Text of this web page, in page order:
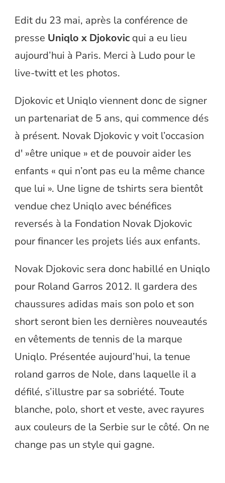
Edit du 23 mai, après la conférence de
presse Uniqlo x Djokovic qui a eu lieu
aujourd’hui à Paris. Merci à Ludo pour le
live-twitt et les photos.
Djokovic et Uniqlo viennent donc de signer
un partenariat de 5 ans, qui commence dés
à présent. Novak Djokovic y voit l’occasion
d' »être unique » et de pouvoir aider les
enfants « qui n’ont pas eu la même chance
que lui ». Une ligne de tshirts sera bientôt
vendue chez Uniqlo avec bénéfices
reversés à la Fondation Novak Djokovic
pour financer les projets liés aux enfants.
Novak Djokovic sera donc habillé en Uniqlo
pour Roland Garros 2012. Il gardera des
chaussures adidas mais son polo et son
short seront bien les dernières nouveautés
en vêtements de tennis de la marque
Uniqlo. Présentée aujourd’hui, la tenue
roland garros de Nole, dans laquelle il a
défilé, s’illustre par sa sobriété. Toute
blanche, polo, short et veste, avec rayures
aux couleurs de la Serbie sur le côté. On ne
change pas un style qui gagne.